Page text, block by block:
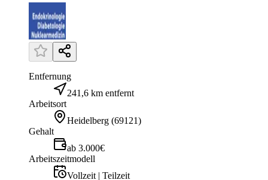
Entfernung
241,6 km entfernt
Arbeitsort
Heidelberg (69121)
Gehalt
ab 3.000€
Arbeitszeitmodell
Vollzeit | Teilzeit